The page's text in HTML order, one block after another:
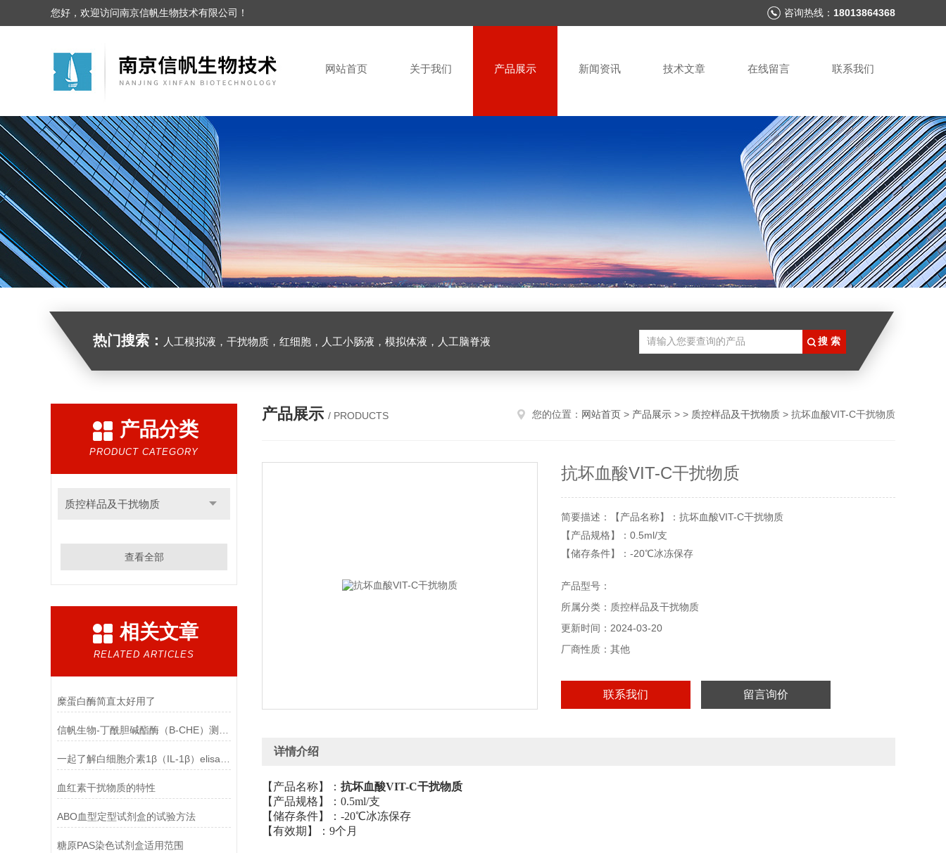
您好，欢迎访问南京信帆生物技术有限公司！ 咨询热线： 18013864368
网站首页 关于我们 产品展示 新闻资讯 技术文章 在线留言 联系我们
热门搜索： 人工模拟液，干扰物质，红细胞，人工小肠液，模拟体液，人工脑脊液
产品分类
PRODUCT CATEGORY
质控样品及干扰物质
查看全部
相关文章
RELATED ARTICLES
糜蛋白酶简直太好用了
血红素干扰物质的特性
ABO血型定型试剂盒的试验方法
糖原PAS染色试剂盒适用范围
产品展示 / PRODUCTS 您的位置： 网站首页 > 产品展示 > > 质控样品及干扰物质 > 抗坏血酸VIT-C干扰物质
抗坏血酸VIT-C干扰物质
简要描述：【产品名称】：抗坏血酸VIT-C干扰物质
【产品规格】：0.5ml/支
【储存条件】：-20℃冰冻保存
本产品仅供科研实验用，不做其他用途。
产品型号：
所属分类：质控样品及干扰物质
更新时间：2024-03-20
厂商性质：其他
联系我们 留言询价
详情介绍
【产品名称】： 抗坏血酸VIT-C干扰物质
【产品规格】： 0.5ml/支
【储存条件】： -20℃冰冻保存
【有效期】： 9个月